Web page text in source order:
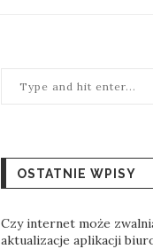
OSTATNIE WPISY
Czy internet może
aktualizacje aplikacji